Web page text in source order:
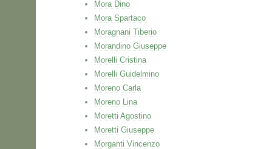
Mora Dino
Mora Spartaco
Moragnani Tiberio
Morandino Giuseppe
Morelli Cristina
Morelli Guidelmino
Moreno Carla
Moreno Lina
Moretti Agostino
Moretti Giuseppe
Morganti Vincenzo